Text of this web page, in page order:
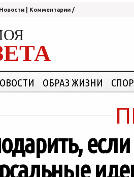
Новости Комментарии /
ОБРАЗ ЖИЗНИ